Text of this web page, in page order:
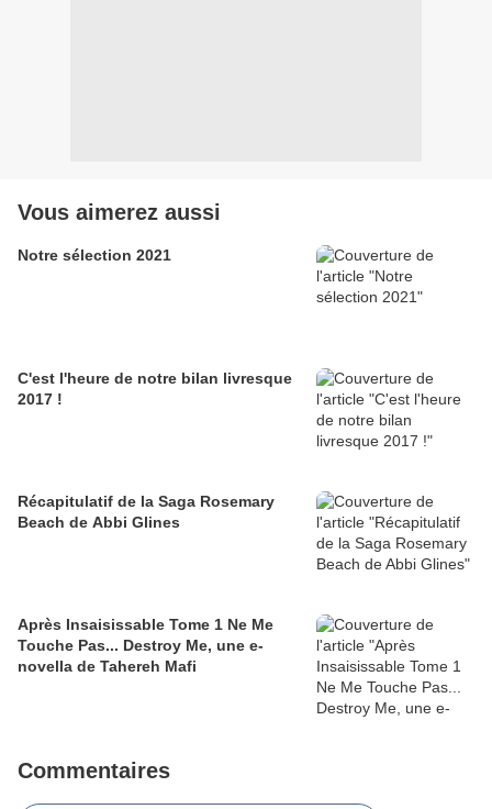
Vous aimerez aussi
Notre sélection 2021
C'est l'heure de notre bilan livresque
2017 !
Récapitulatif de la Saga Rosemary
Beach de Abbi Glines
Après Insaisissable Tome 1 Ne Me
Touche Pas... Destroy Me, une e-
novella de Tahereh Mafi
Commentaires